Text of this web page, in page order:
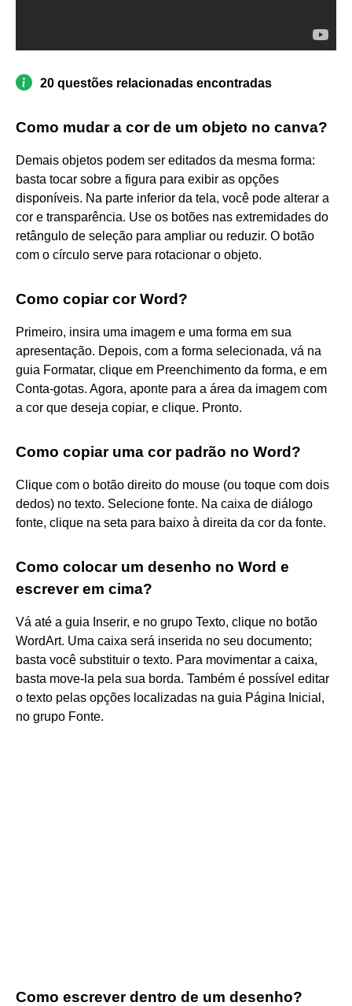
20 questões relacionadas encontradas
Como mudar a cor de um objeto no canva?
Demais objetos podem ser editados da mesma forma:
basta tocar sobre a figura para exibir as opções
disponíveis. Na parte inferior da tela, você pode alterar a
cor e transparência. Use os botões nas extremidades do
retângulo de seleção para ampliar ou reduzir. O botão
com o círculo serve para rotacionar o objeto.
Como copiar cor Word?
Primeiro, insira uma imagem e uma forma em sua
apresentação. Depois, com a forma selecionada, vá na
guia Formatar, clique em Preenchimento da forma, e em
Conta-gotas. Agora, aponte para a área da imagem com
a cor que deseja copiar, e clique. Pronto.
Como copiar uma cor padrão no Word?
Clique com o botão direito do mouse (ou toque com dois
dedos) no texto. Selecione fonte. Na caixa de diálogo
fonte, clique na seta para baixo à direita da cor da fonte.
Como colocar um desenho no Word e
escrever em cima?
Vá até a guia Inserir, e no grupo Texto, clique no botão
WordArt. Uma caixa será inserida no seu documento;
basta você substituir o texto. Para movimentar a caixa,
basta move-la pela sua borda. Também é possível editar
o texto pelas opções localizadas na guia Página Inicial,
no grupo Fonte.
Como escrever dentro de um desenho?